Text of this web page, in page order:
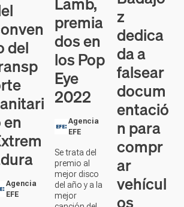
del
EFE
premia
dos en
los Pop
Eye
2022
EFE
premio al
mejor disco
del año y a la
mejor
canción del
z
dedica
da a
falsear
docum
entació
n para
compr
ar
vehícul
os